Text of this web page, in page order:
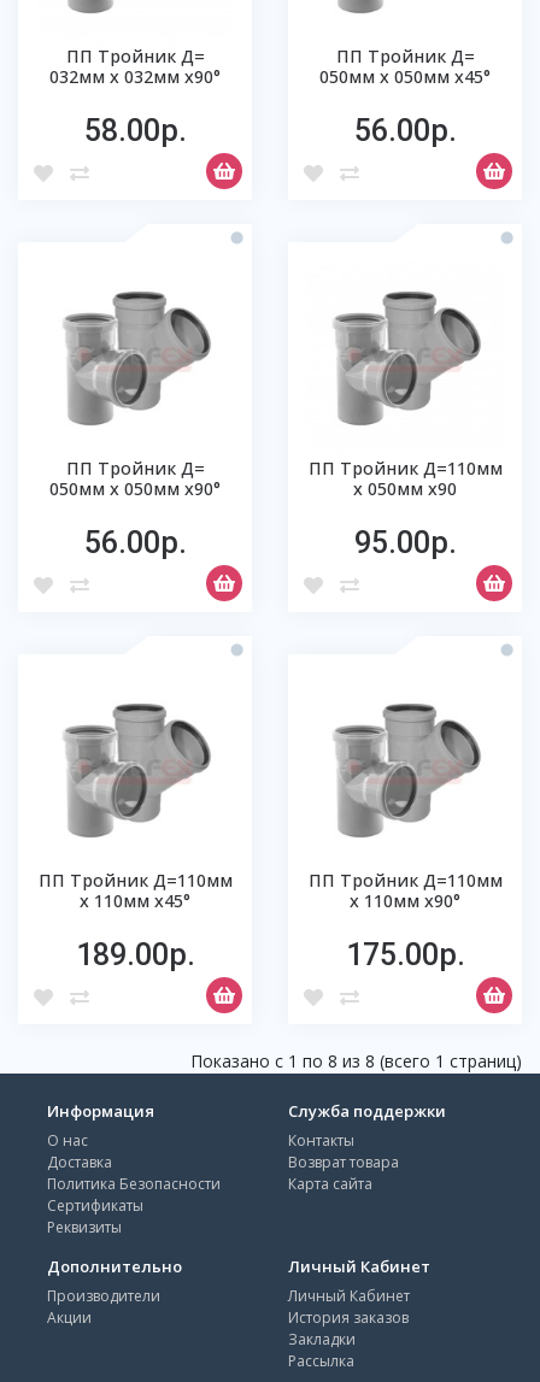
ПП Тройник Д=
032мм х 032мм х90°
58.00р.
ПП Тройник Д=
050мм х 050мм х45°
56.00р.
ПП Тройник Д=
050мм х 050мм х90°
56.00р.
ПП Тройник Д=110мм
х 050мм х90
95.00р.
ПП Тройник Д=110мм
х 110мм х45°
189.00р.
ПП Тройник Д=110мм
х 110мм х90°
175.00р.
Показано с 1 по 8 из 8 (всего 1 страниц)
Информация
О нас
Доставка
Политика Безопасности
Сертификаты
Реквизиты
Служба поддержки
Контакты
Возврат товара
Карта сайта
Дополнительно
Производители
Акции
Личный Кабинет
Личный Кабинет
История заказов
Закладки
Рассылка